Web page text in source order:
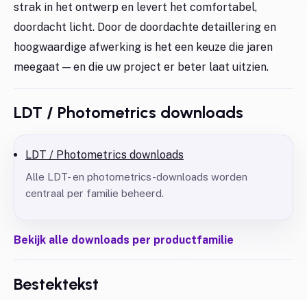
strak in het ontwerp en levert het comfortabel,
doordacht licht. Door de doordachte detaillering en
hoogwaardige afwerking is het een keuze die jaren
meegaat — en die uw project er beter laat uitzien.
LDT / Photometrics downloads
LDT / Photometrics downloads
Alle LDT- en photometrics-downloads worden
centraal per familie beheerd.
Bekijk alle downloads per productfamilie
Bestektekst